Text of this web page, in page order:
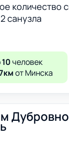
количество
санузла
10человек
от Минска